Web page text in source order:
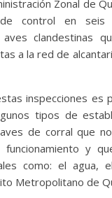
Zonal de
control en seis
clandestinas
a la red de
inspecciones es
tipos de
de corral que
y
como: el agua,
Metropolitano de